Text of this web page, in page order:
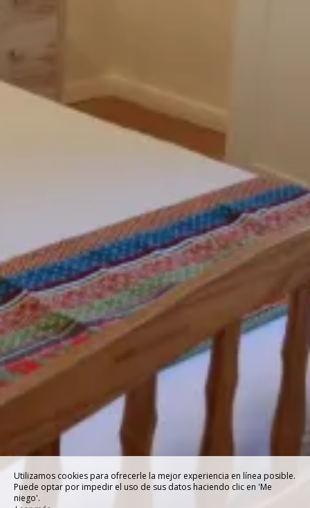
Utilizamos cookies para ofrecerle la mejor experiencia en línea posible.
Puede optar por impedir el uso de sus datos haciendo clic en 'Me
niego'.